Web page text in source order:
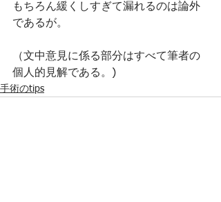
もちろん緩くしすぎて漏れるのは論外
であるが。
（文中意見に係る部分はすべて筆者の
個人的見解である。)
手術のtips